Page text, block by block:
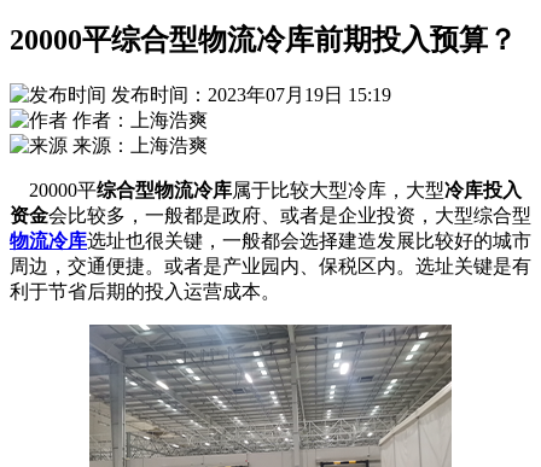
20000平综合型物流冷库前期投入预算？
发布时间：2023年07月19日 15:19
作者：上海浩爽
来源：上海浩爽
20000平综合型物流冷库属于比较大型冷库，大型冷库投入
资金会比较多，一般都是政府、或者是企业投资，大型综合型
物流冷库选址也很关键，一般都会选择建造发展比较好的城市
周边，交通便捷。或者是产业园内、保税区内。选址关键是有
利于节省后期的投入运营成本。